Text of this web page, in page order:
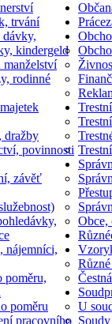
trvání
dávky,
kindergeld
rodinné
Občan
dražby
povinnosti
závěť
nájemníci,
Práce
poměru,
poměru
pracovního
Trestní
Obce,
Různé
Vzory
Soud
U